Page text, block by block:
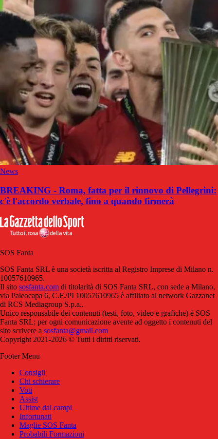
News
BREAKING - Roma, fatta per il rinnovo di Pellegrini:
c'è l'accordo verbale, fino a quando firmerà
SOS Fanta
SOS Fanta SRL è una società iscritta al Registro Imprese di Milano n.
10057610965.
Il sito sosfanta.com di titolarità di SOS Fanta SRL, con sede a Milano,
via Paleocapa 6, C.F./PI 10057610965 è affiliato al network Gazzanet
di RCS Mediagroup S.p.a..
Unico responsabile dei contenuti (testi, foto, video e grafiche) è SOS
Fanta SRL; per ogni comunicazione avente ad oggetto i contenuti del
sito scrivere a sosfanta@gmail.com
Copyright 2021-2026 © Tutti i diritti riservati.
Footer Menu
Consigli
Chi schierare
Voti
Assist
Ultime dai campi
Infortunati
Maglie SOS Fanta
Probabili Formazioni